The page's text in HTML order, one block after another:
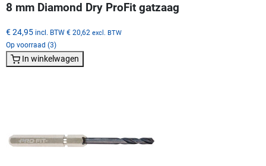
8 mm Diamond Dry ProFit gatzaag
€ 24,95 incl. BTW € 20,62 excl. BTW
Op voorraad (3)
In winkelwagen